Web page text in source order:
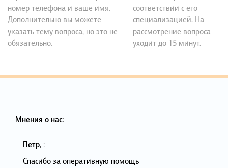
номер телефона и ваше имя.
Дополнительно вы можете
указать тему вопроса, но это не
обязательно.
соответствии с его
специализацией. На
рассмотрение вопроса
уходит до 15 минут.
Мнения о нас:
Петр, :
Спасибо за оперативную помощь